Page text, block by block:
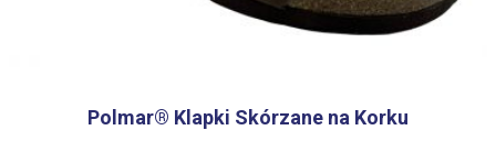
Polmar® Klapki Skórzane na Korku